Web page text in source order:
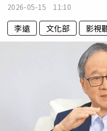
2026-05-15 11:10
李遠 文化部 影視